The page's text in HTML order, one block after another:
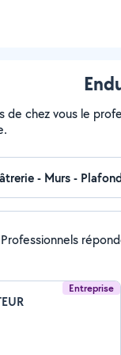
de chez vous le
Entreprise